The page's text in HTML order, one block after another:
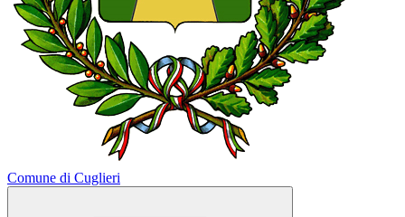
Comune di Cuglieri